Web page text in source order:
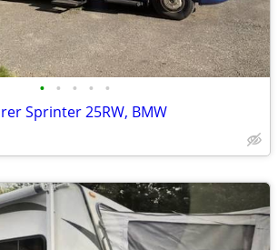
• • • • •
Sprinter 25RW, BMW